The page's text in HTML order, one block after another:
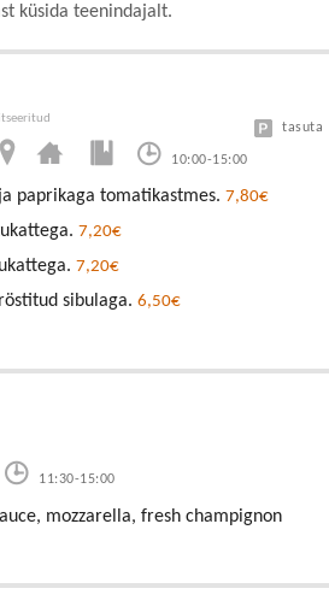
küsida teenindajalt.
10:00-15:00
tasuta
paprikaga tomatikastmes. 7,80€
7,20€
7,20€
sibulaga. 6,50€
11:30-15:00
mozzarella, fresh champignon